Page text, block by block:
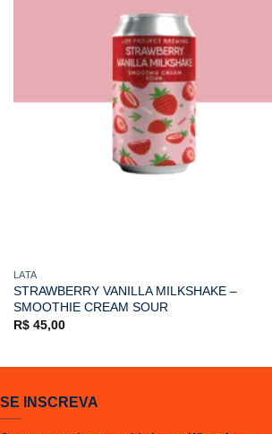
LATA
STRAWBERRY VANILLA MILKSHAKE –
SMOOTHIE CREAM SOUR
R$45,00
SE INSCREVA